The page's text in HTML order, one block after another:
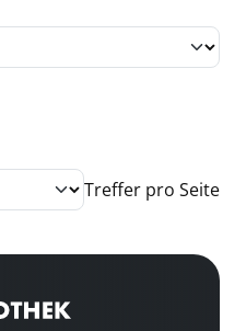
Treffer pro Seite